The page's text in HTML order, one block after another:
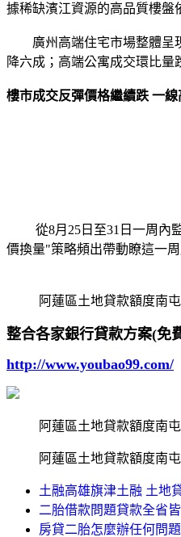
據稀缺濱江資源的高品質樓盤
廣州高端住宅市場整體呈現
降六成；高端公寓成交環比量
樓市成交反彈價格繼續跌 一
從8月25日至31日一周內監
價換量"策略頻出帶動瞭這一
阿蓮區土地貸款額度南
整合各家銀行貸款方案(免
http://www.youbao99.com/
阿蓮區土地貸款額度南
阿蓮區土地貸款額度南
土融高雄旗津土融 土地
二胎借款問題貸款全省
房貸二胎怎麼辦任何問